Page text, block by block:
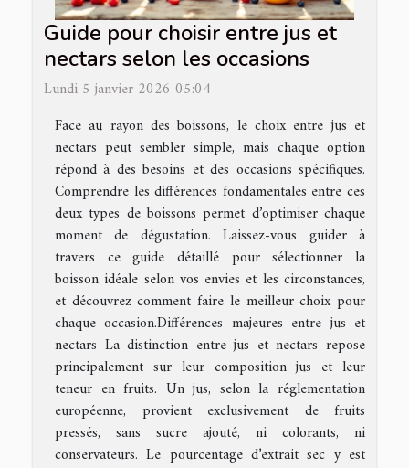
Guide pour choisir entre jus et
nectars selon les occasions
Lundi 5 janvier 2026 05:04
Face au rayon des boissons, le choix entre jus et
nectars peut sembler simple, mais chaque option
répond à des besoins et des occasions spécifiques.
Comprendre les différences fondamentales entre ces
deux types de boissons permet d’optimiser chaque
moment de dégustation. Laissez-vous guider à
travers ce guide détaillé pour sélectionner la
boisson idéale selon vos envies et les circonstances,
et découvrez comment faire le meilleur choix pour
chaque occasion.Différences majeures entre jus et
nectars La distinction entre jus et nectars repose
principalement sur leur composition jus et leur
teneur en fruits. Un jus, selon la réglementation
européenne, provient exclusivement de fruits
pressés, sans sucre ajouté, ni colorants, ni
conservateurs. Le pourcentage d’extrait sec y est